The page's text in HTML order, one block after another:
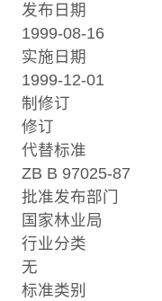
发布日期
1999-08-16
实施日期
1999-12-01
制修订
修订
代替标准
ZB B 97025-87
批准发布部门
国家林业局
行业分类
无
标准类别